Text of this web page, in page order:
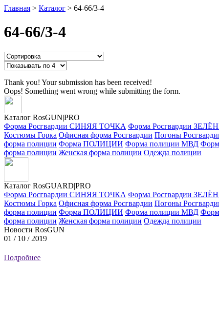
Главная > Каталог > 64-66/3-4
64-66/3-4
Thank you! Your submission has been received!
Oops! Something went wrong while submitting the form.
Каталог RosGUN|PRO
Форма Росгвардии СИНЯЯ ТОЧКА Форма Росгвардии
Костюмы Горка Офисная форма Росгвардии Погоны
форма полиции Форма ПОЛИЦИИ Форма полиции МВД
форма полиции Женская форма полиции Одежда полиции
Каталог RosGUARD|PRO
Форма Росгвардии СИНЯЯ ТОЧКА Форма Росгвардии
Костюмы Горка Офисная форма Росгвардии Погоны
форма полиции Форма ПОЛИЦИИ Форма полиции МВД
форма полиции Женская форма полиции Одежда полиции
Новости RosGUN
01 / 10 / 2019
Подробнее